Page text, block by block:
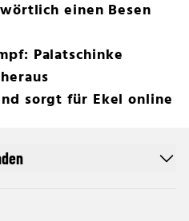
einen Besen
Palatschinke
sorgt für Ekel online